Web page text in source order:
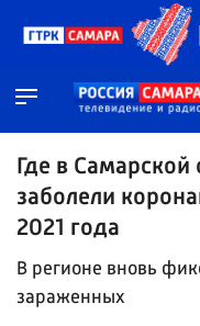
Где в Самарской
заболели
2021 года
В регионе вновь
зараженных